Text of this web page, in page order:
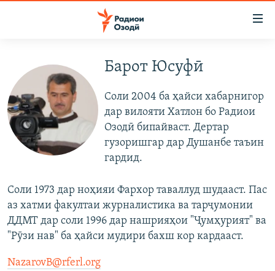
мояи
аслӣ
Ҷаҳиш
ба
феҳристи
ба
ҷустор
ГӮШАҲО
СИЁСАТ
ИҚТИСОД
ҶОМЕА
ҚАЗИЯИ "КРОКУС"
МЕҲМОНИ ОЗОДӢ
ГАПИ ОЗОД
РӮЗГОРИ МУҲОҶИР
САЛОМ, ХОҲАР
ТАҲҚИҚОТ
НАЗАРИ МАРДУМ
БЛОГИСТОН
ОЗОДӢ ОНЛАЙН
ЧАНДРАСОНАӢ
НИГОРИСТОН
РӮЙХАТҲО
КИТОБҲОИ ОЗОДӢ
Барот Юсуфӣ
Cоли 2004 ба ҳайси хабарнигор
дар вилояти Хатлон бо Радиои
Озодӣ бипайваст. Дертар
гузоришгар дар Душанбе таъин
гардид.
Соли 1973 дар ноҳияи Фархор таваллуд шудааст. Пас
аз хатми факултаи журналистика ва тарҷумонии
ДДМТ дар соли 1996 дар нашрияҳои "Ҷумҳурият" ва
"Рӯзи нав" ба ҳайси мудири бахш кор кардааст.
NazarovB@rferl.org